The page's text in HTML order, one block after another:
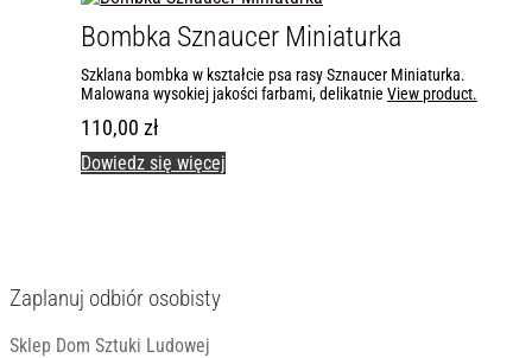
Bombka Sznaucer Miniaturka
Szklana bombka w kształcie psa rasy Sznaucer Miniaturka.
Malowana wysokiej jakości farbami, delikatnie View product.
110,00 zł
Dowiedz się więcej
Zaplanuj odbiór osobisty
Sklep Dom Sztuki Ludowej